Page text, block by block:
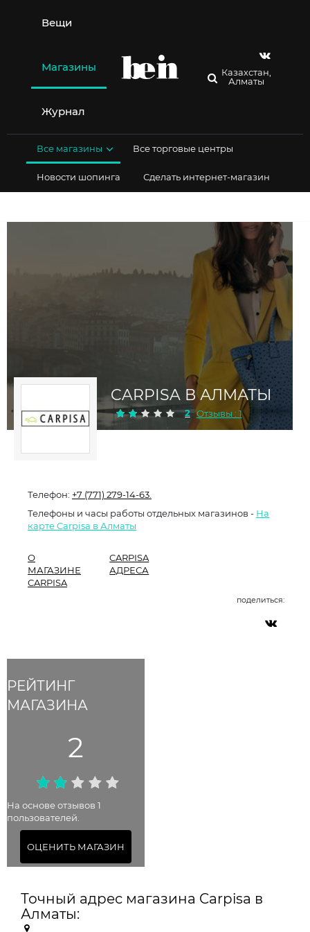
содержимому
Вещи
Магазины
Журнал
Казахстан,
Алматы
Все магазины Все торговые центры
Новости шопинга Сделать интернет-магазин
CARPISA В АЛМАТЫ
2 Отзывы : 1
РЕЙТИНГ
МАГАЗИНА
2
На основе отзывов 1
пользователей.
ОЦЕНИТЬ МАГАЗИН
Телефон: +7 (771) 279-14-63.
Телефоны и часы работы отдельных магазинов - На
карте Carpisa в Алматы
О
МАГАЗИНЕ
CARPISA
CARPISA
АДРЕСА
поделиться:
Точный адрес магазина Carpisa в
Алматы: